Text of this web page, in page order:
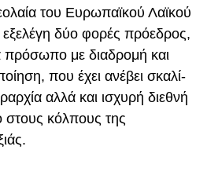
του Ευρωπαϊκού Λαϊκού
δύο φορές πρόεδρος,
πρόσωπο με διαδρομή και
που έχει ανέβει σκαλί-
αλλά και ισχυρή διεθνή
στους κόλπους της